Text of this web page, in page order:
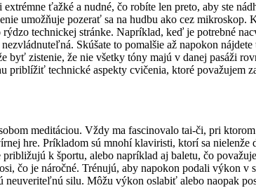
ťažké a nudné, čo robíte len preto, aby ste
umožňuje pozerať sa na hudbu ako cez
technickej stránke. Napríklad, keď je potrebné
Skúšate to pomalšie až napokon
byť zistenie, že nie všetky tóny majú v danej pasáži
priblížiť technické aspekty cvičenia, ktoré
meditáciou. Vždy ma fascinovalo tai-či, pri
hre. Príkladom sú mnohí klaviristi, ktorí sa nielenže
k športu, alebo napríklad aj baletu, čo
čo je náročné. Trénujú, aby napokon podali výkon
neuveriteľnú silu. Môžu výkon oslabiť alebo naopak